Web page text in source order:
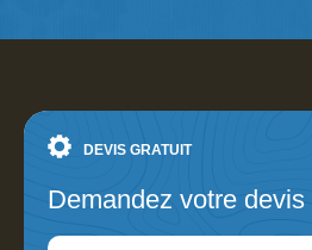
DEVIS GRATUIT
Demandez votre